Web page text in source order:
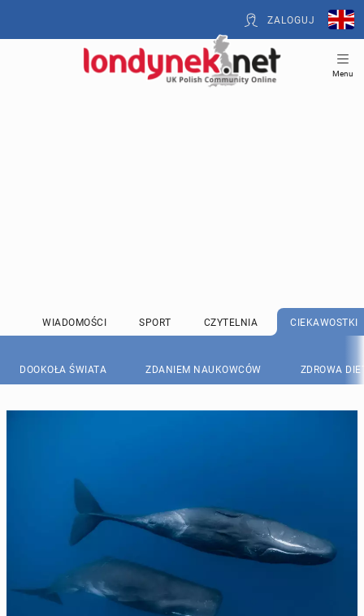
ZALOGUJ
Menu
WIADOMOŚCI SPORT CZYTELNIA CIEKAWOSTKI
DOOKOŁA ŚWIATA ZDANIEM NAUKOWCÓW ZDROWA